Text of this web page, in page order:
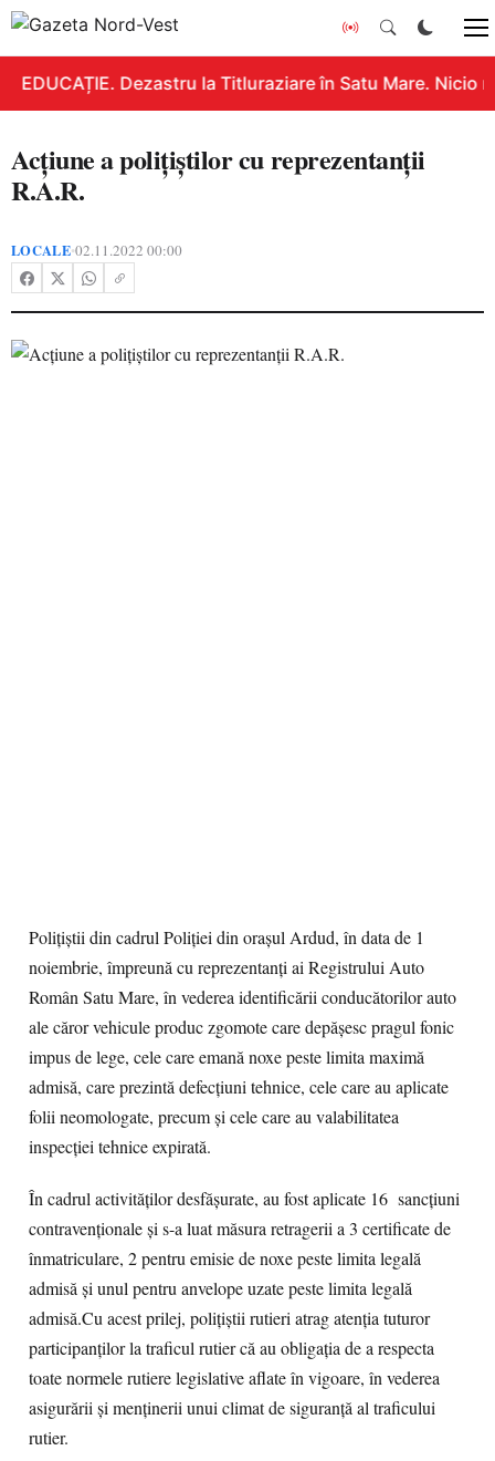
EDUCAȚIE. Dezastru la Titluraziare în Satu Mare. Nicio
Acțiune a polițiștilor cu reprezentanții
R.A.R.
LOCALE•02.11.2022 00:00
Polițiștii din cadrul Poliției din orașul Ardud, în data de 1
noiembrie, împreună cu reprezentanți ai Registrului Auto
Român Satu Mare, în vederea identificării conducătorilor auto
ale căror vehicule produc zgomote care depășesc pragul fonic
impus de lege, cele care emană noxe peste limita maximă
admisă, care prezintă defecțiuni tehnice, cele care au aplicate
folii neomologate, precum și cele care au valabilitatea
inspecției tehnice expirată.
În cadrul activităților desfășurate, au fost aplicate 16 sancțiuni
contravenționale și s-a luat măsura retragerii a 3 certificate de
înmatriculare, 2 pentru emisie de noxe peste limita legală
admisă și unul pentru anvelope uzate peste limita legală
admisă.Cu acest prilej, polițiștii rutieri atrag atenția tuturor
participanților la traficul rutier că au obligația de a respecta
toate normele rutiere legislative aflate în vigoare, în vederea
asigurării și menținerii unui climat de siguranță al traficului
rutier.